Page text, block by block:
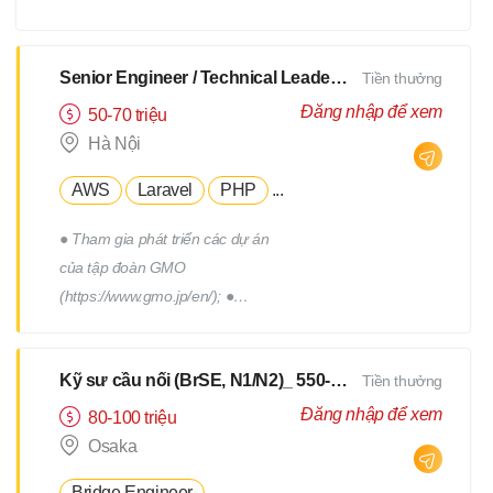
xây dựng thương hiệu tuyển
triển, quản lý đội ngũ Hr
Freelance của Devwork
Senior Engineer / Technical Leader - N2 Tiếng Nhật - Lương upto $3000
50-70 triệu
Hà Nội
AWS Laravel PHP ...
● Tham gia phát triển các dự án
của tập đoàn GMO
(https://www.gmo.jp/en/); ●
cùng với đội phát triển thuộc
phòng R&D của tập đoàn; ●
Phối hợp với các thành viên
Tiền thưởng
Đăng nhập để xem
Kỹ sư cầu nối (BrSE, N1/N2)_ 550-750Man
80-100 triệu
Osaka
Tiền thưởng
Đăng nhập để xem